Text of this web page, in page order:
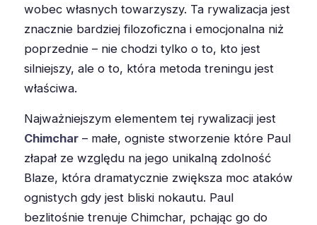
wobec własnych towarzyszy. Ta rywalizacja jest
znacznie bardziej filozoficzna i emocjonalna niż
poprzednie – nie chodzi tylko o to, kto jest
silniejszy, ale o to, która metoda treningu jest
właściwa.
Najważniejszym elementem tej rywalizacji jest
Chimchar – małe, ogniste stworzenie które Paul
złapał ze względu na jego unikalną zdolność
Blaze, która dramatycznie zwiększa moc ataków
ognistych gdy jest bliski nokautu. Paul
bezlitośnie trenuje Chimchar, pchając go do